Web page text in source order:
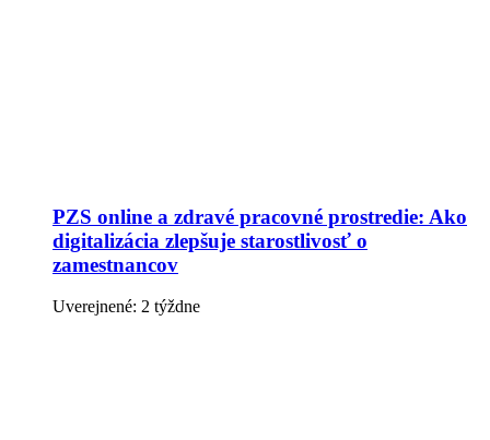
PZS online a zdravé pracovné prostredie: Ako
digitalizácia zlepšuje starostlivosť o
zamestnancov
Uverejnené: 2 týždne